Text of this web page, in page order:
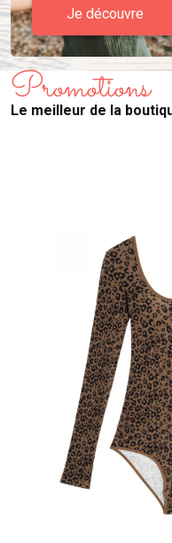
Je découvre
Promotions
Le meilleur de la